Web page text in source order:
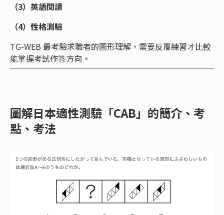
（3）英語閱讀
（4）性格測驗
TG-WEB 最考驗求職者的圖形理解，需要反覆練習才比較
能掌握考試作答方向。
圖解日本適性測驗「CAB」的簡介、考
點、考法